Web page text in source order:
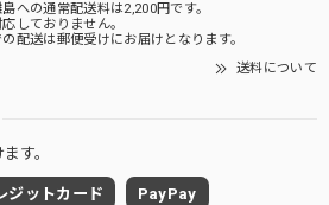
への通常配送料は2,200円です。
しておりません。
配送は郵便受けにお届けとなります。
送料について
す。
ジットカード PayPay